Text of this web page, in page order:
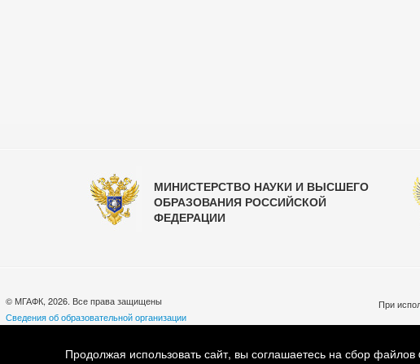
Продолжая использовать сайт, вы соглашаетесь на сбор файлов
МИНИСТЕРСТВО НАУКИ И ВЫСШЕГО
ОБРАЗОВАНИЯ РОССИЙСКОЙ
ФЕДЕРАЦИИ
© МГАФК, 2026. Все права защищены
Сведения об образовательной организации
140032, Московская обл., Люберецкий р-н, пос. Малаховка, ул. Шоссейная, д.33
При